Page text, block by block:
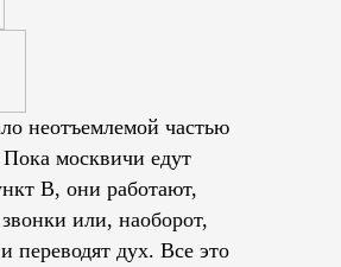
неотъемлемой частью
москвичи едут
В, они работают,
или, наоборот,
переводят дух. Все это